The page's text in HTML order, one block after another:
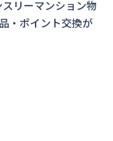
スリーマンション物
・ポイント交換が